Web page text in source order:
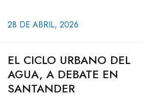
28 DE ABRIL, 2026
EL CICLO URBANO DEL
AGUA, A DEBATE EN
SANTANDER